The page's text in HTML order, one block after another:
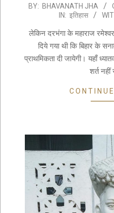
2022-
03
BY: BHAVANATH JHA
IN: इतिहास
लेकिन दरभंगा के महाराज
दिये गया थी कि बिहार के
प्राथमिकता दी जायेगी। यहाँ
शर्त नहीं